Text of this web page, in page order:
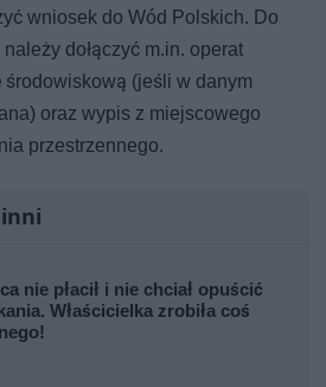
wniosek do Wód Polskich. Do
dołączyć m.in. operat
(jeśli w danym
oraz wypis z miejscowego
przestrzennego.
nie płacił i nie chciał opuścić
Właścicielka zrobiła coś